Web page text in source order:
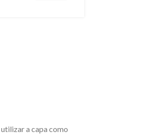
a capa como